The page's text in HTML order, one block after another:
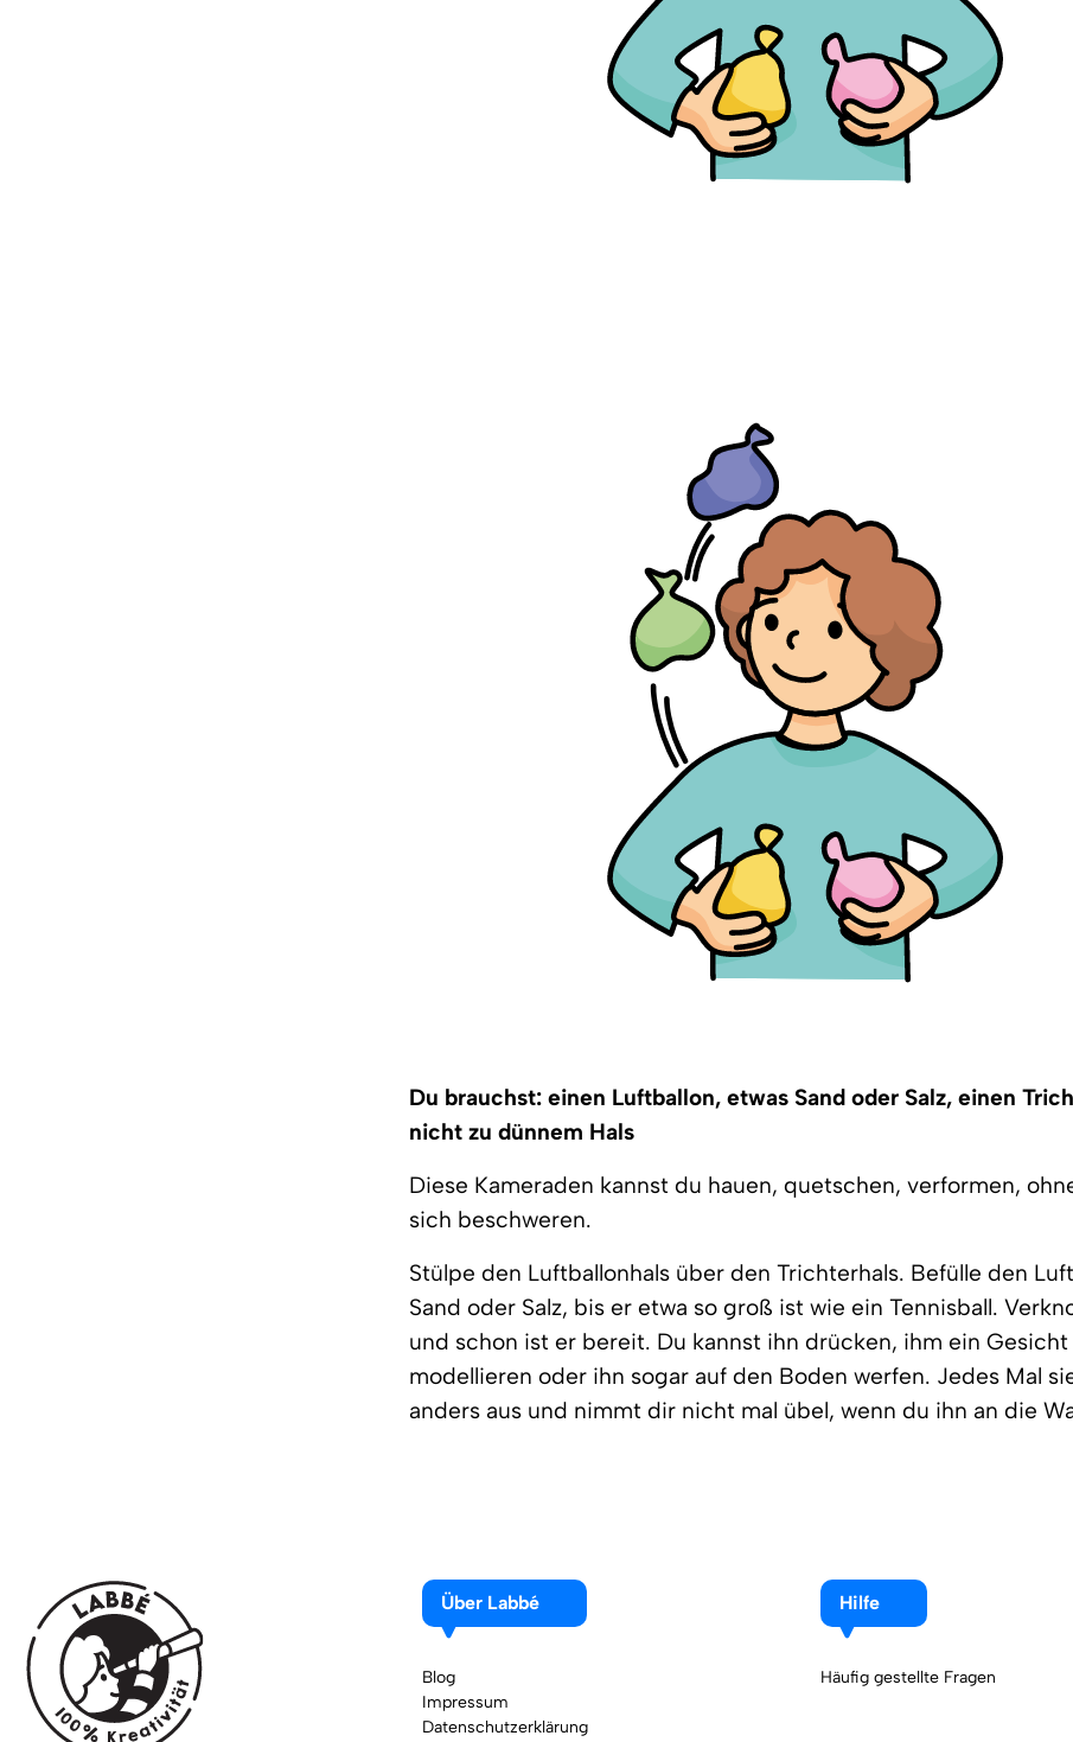
Du brauchst: einen Luftballon, etwas Sand oder Salz, einen
nicht zu dünnem Hals
Diese Kameraden kannst du hauen, quetschen, verformen,
sich beschweren.
Stülpe den Luftballonhals über den Trichterhals. Befülle den
Sand oder Salz, bis er etwa so groß ist wie ein Tennisball.
und schon ist er bereit. Du kannst ihn drücken, ihm ein Gesicht
modellieren oder ihn sogar auf den Boden werfen. Jedes Mal
anders aus und nimmt dir nicht mal übel, wenn du ihn an die
Über Labbé
Blog
Impressum
Datenschutzerklärung
Hilfe
Häufig gestellte Fragen